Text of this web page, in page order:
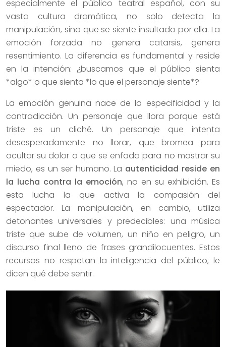
especialmente el público teatral español, con su
vasta cultura dramática, no solo detecta la
manipulación, sino que se siente insultado por ella. La
emoción forzada no genera catarsis, genera
resentimiento. La diferencia es fundamental y reside
en la intención: ¿buscamos que el público sienta
*algo* o que sienta *lo que el personaje siente*?
La emoción genuina nace de la especificidad y la
contradicción. Un personaje que llora porque está
triste es un cliché. Un personaje que intenta
desesperadamente no llorar, que bromea para
ocultar su dolor o que se enfada para no mostrar su
miedo, es un ser humano. La autenticidad reside en
la lucha contra la emoción, no en su exhibición. Es
esta lucha la que activa la compasión del
espectador. La manipulación, en cambio, utiliza
detonantes universales y predecibles: una música
triste que sube de volumen, un niño en peligro, un
discurso final lleno de frases grandilocuentes. Estos
recursos no respetan la inteligencia del público, le
dicen qué debe sentir.